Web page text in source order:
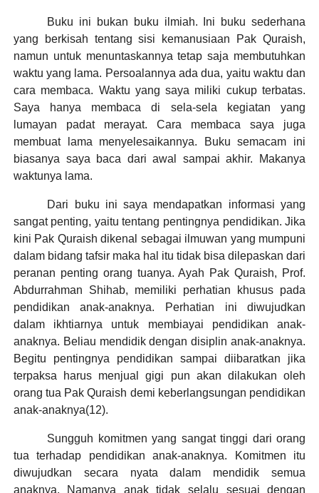
Buku ini bukan buku ilmiah. Ini buku sederhana
yang berkisah tentang sisi kemanusiaan Pak Quraish,
namun untuk menuntaskannya tetap saja membutuhkan
waktu yang lama. Persoalannya ada dua, yaitu waktu dan
cara membaca. Waktu yang saya miliki cukup terbatas.
Saya hanya membaca di sela-sela kegiatan yang
lumayan padat merayat. Cara membaca saya juga
membuat lama menyelesaikannya. Buku semacam ini
biasanya saya baca dari awal sampai akhir. Makanya
waktunya lama.
Dari buku ini saya mendapatkan informasi yang
sangat penting, yaitu tentang pentingnya pendidikan. Jika
kini Pak Quraish dikenal sebagai ilmuwan yang mumpuni
dalam bidang tafsir maka hal itu tidak bisa dilepaskan dari
peranan penting orang tuanya. Ayah Pak Quraish, Prof.
Abdurrahman Shihab, memiliki perhatian khusus pada
pendidikan anak-anaknya. Perhatian ini diwujudkan
dalam ikhtiarnya untuk membiayai pendidikan anak-
anaknya. Beliau mendidik dengan disiplin anak-anaknya.
Begitu pentingnya pendidikan sampai diibaratkan jika
terpaksa harus menjual gigi pun akan dilakukan oleh
orang tua Pak Quraish demi keberlangsungan pendidikan
anak-anaknya(12).
Sungguh komitmen yang sangat tinggi dari orang
tua terhadap pendidikan anak-anaknya. Komitmen itu
diwujudkan secara nyata dalam mendidik semua
anaknya. Namanya anak tidak selalu sesuai dengan